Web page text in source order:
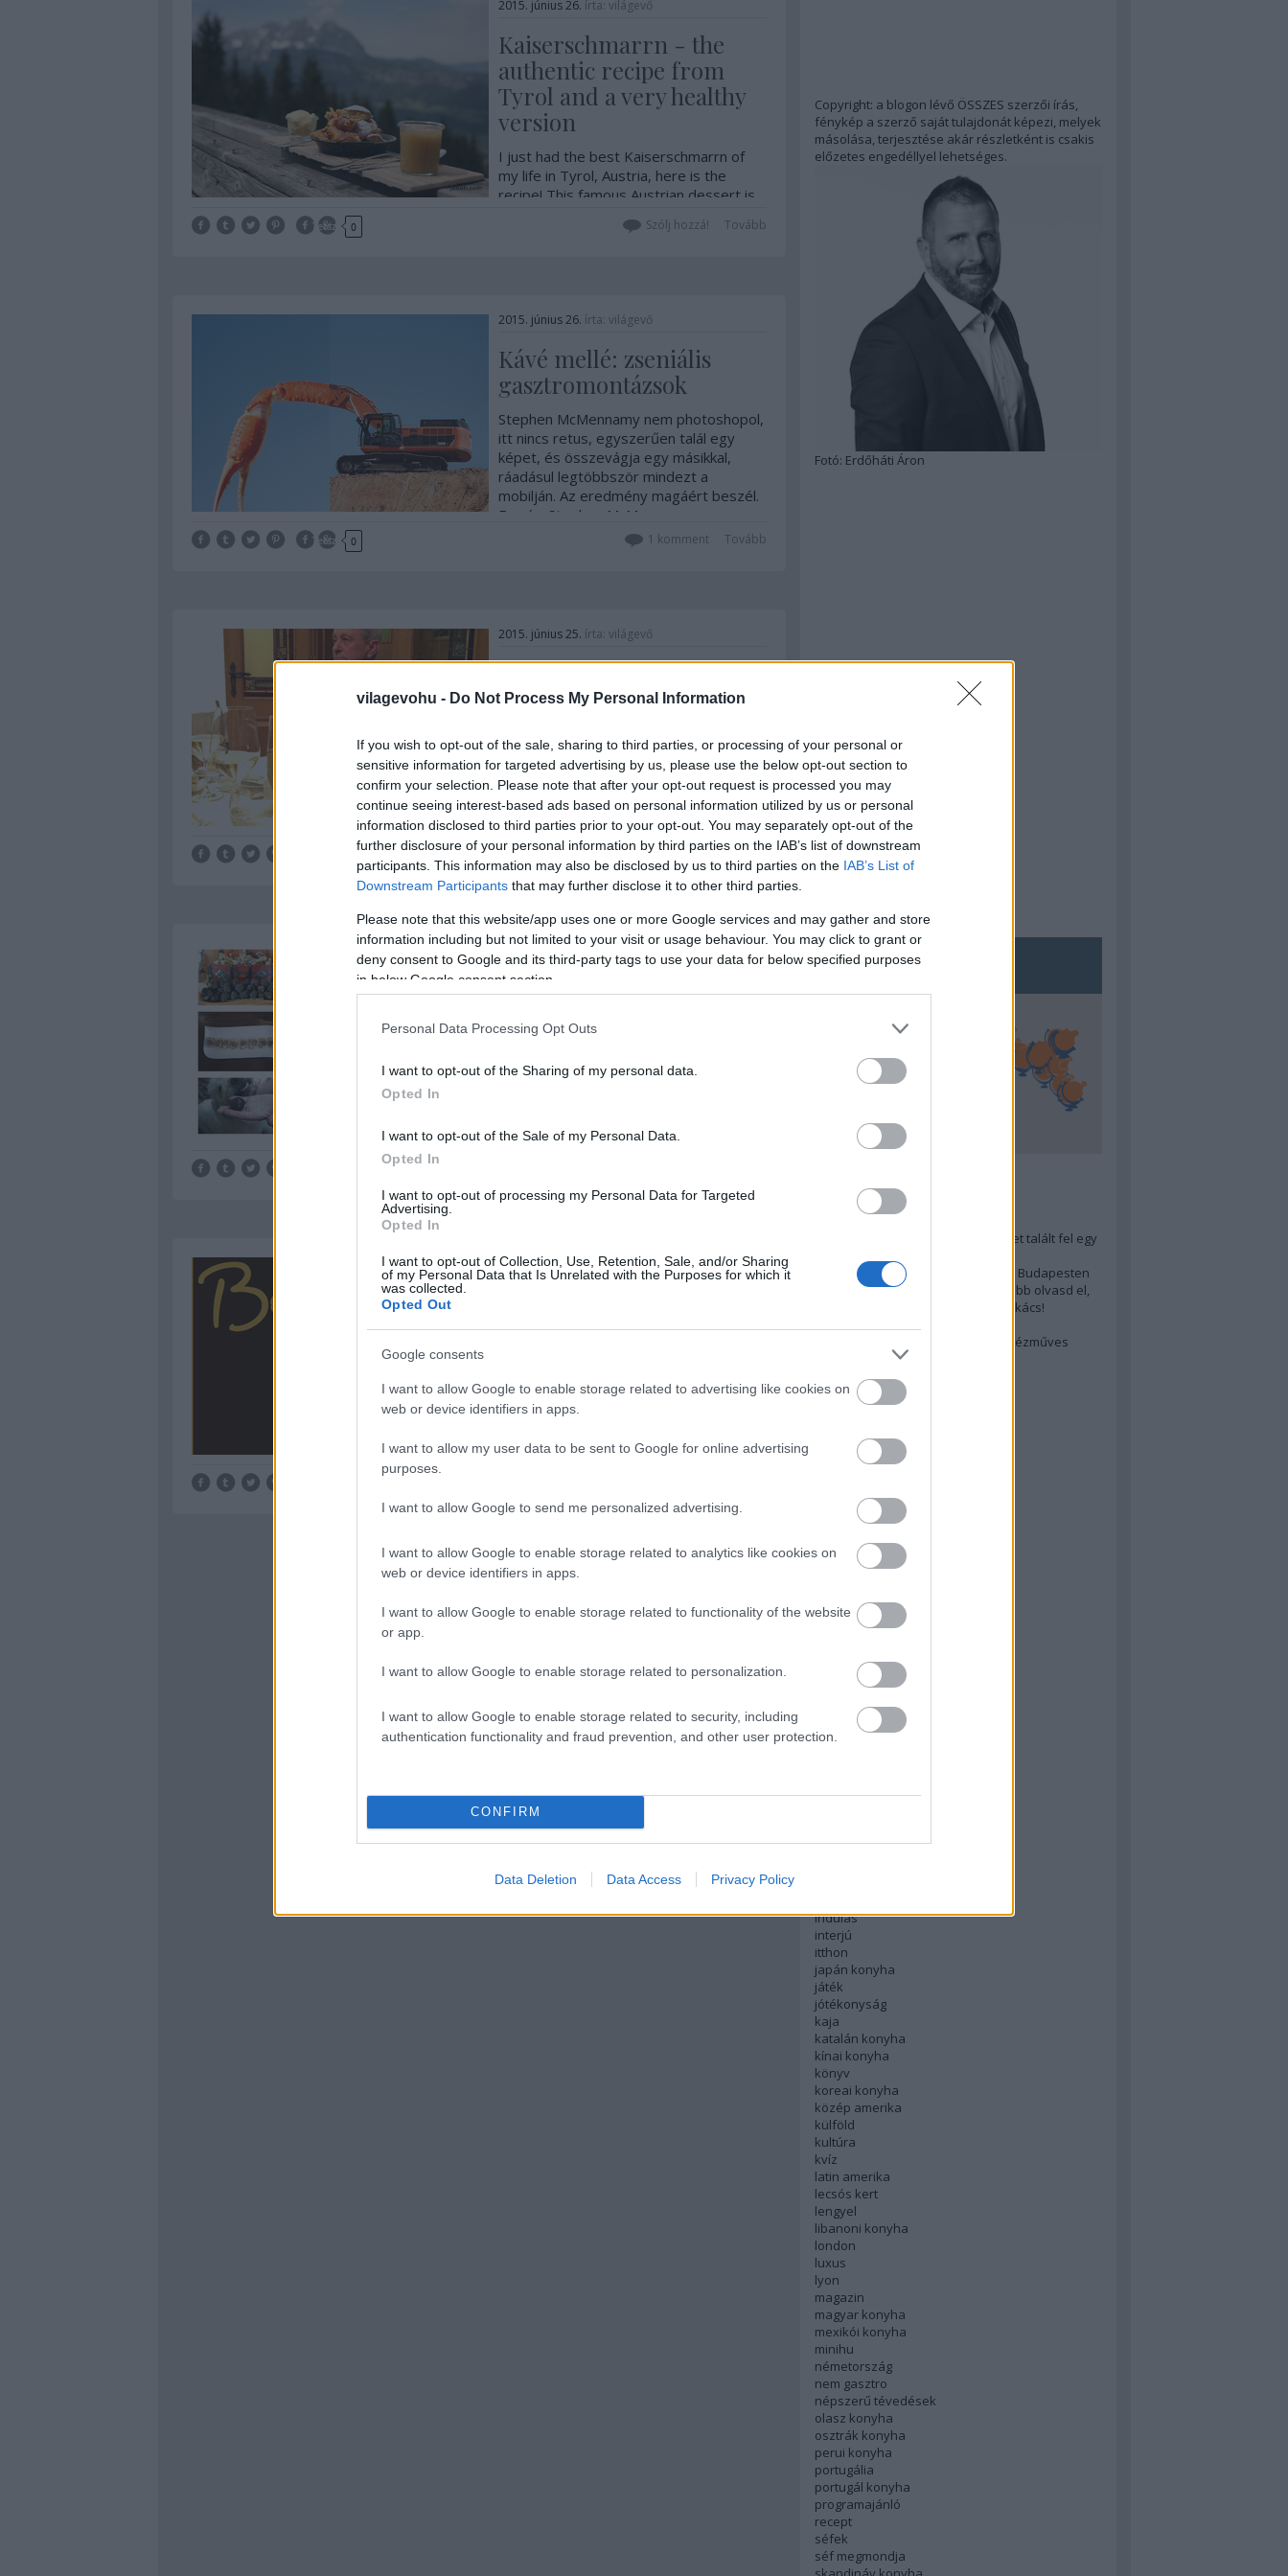
vilagevohu - Do Not Process My Personal Information
If you wish to opt-out of the sale, sharing to third parties, or processing of your personal or
sensitive information for targeted advertising by us, please use the below opt-out section to
confirm your selection. Please note that after your opt-out request is processed you may
continue seeing interest-based ads based on personal information utilized by us or personal
information disclosed to third parties prior to your opt-out. You may separately opt-out of the
further disclosure of your personal information by third parties on the IAB’s list of downstream
participants. This information may also be disclosed by us to third parties on the IAB’s List of
Downstream Participants that may further disclose it to other third parties.
Please note that this website/app uses one or more Google services and may gather and store
information including but not limited to your visit or usage behaviour. You may click to grant or
deny consent to Google and its third-party tags to use your data for below specified purposes
in below Google consent section.
Personal Data Processing Opt Outs
I want to opt-out of the Sharing of my personal data.
Opted In
I want to opt-out of the Sale of my Personal Data.
Opted In
I want to opt-out of processing my Personal Data for Targeted
Advertising.
Opted In
I want to opt-out of Collection, Use, Retention, Sale, and/or Sharing
of my Personal Data that Is Unrelated with the Purposes for which it
was collected.
Opted Out
Google consents
I want to allow Google to enable storage related to advertising like cookies on
web or device identifiers in apps.
I want to allow my user data to be sent to Google for online advertising
purposes.
I want to allow Google to send me personalized advertising.
I want to allow Google to enable storage related to analytics like cookies on
web or device identifiers in apps.
I want to allow Google to enable storage related to functionality of the website
or app.
I want to allow Google to enable storage related to personalization.
I want to allow Google to enable storage related to security, including
authentication functionality and fraud prevention, and other user protection.
CONFIRM
Data Deletion Data Access Privacy Policy
2015. június 26. írta: világevő
Kaiserschmarrn - the
authentic recipe from
Tyrol and a very healthy
version
I just had the best Kaiserschmarrn of
my life in Tyrol, Austria, here is the
recipe! This famous Austrian dessert is
inside, and not to sweet!This is how
Tetszik 0 Tovább
Szólj hozzá!
2015. június 26. írta: világevő
Kávé mellé: zseniális
gasztromontázsok
Stephen McMennamy nem photoshopol,
itt nincs retus, egyszerűen talál egy
képet, és összevágja egy másikkal,
ráadásul legtöbbször mindezt a
mobilján. Az eredmény magáért beszél.
Forrás: Stephen McMennamy
Hamarosan meglátogatom Ausztria két
Tetszik 0 Tovább
1 komment
2015. június 25. írta: világevő
A csodálatos nevű hotel
A világ talán legtapasztaltabb
hazai hotelről. De melyik is ez? Elsőre
nekem kicsit meredeken hangzott egy
rothadásról elnevezett hotel, de amióta
kipróbáltam, nincs több kérdésem. "You
can even stay in the wonderfully named
Botrytis…
Tovább
Szólj hozzá!
2015. június 23.írta:világevő
Isztriai cukiság
Isztrián, de erre azért nem
közelebbi és elérhetőbb megoldás: az
szépségben…
2015. június 22.írta:világevő
szakácsoknak!
d'Or európai döntője. Aki szeretné
Magyarországot képviselni, most
jelentkezhet! Íme a felhívás szövege:
Kezdetét veszi a Bocuse d’Or
Magyarország 2016 döntőjének
Copyright: a blogon lévő ÖSSZES szerzői írás,
fénykép a szerző saját tulajdonát képezi, melyek
másolása, terjesztése akár részletként is csakis
előzetes engedéllyel lehetséges.
Fotó: Erdőháti Áron
TOP5
Annyira menő Budapest-térképet talált fel egy
A 10 legjobb (elérhető árú) ebéd Budapesten
Szakács akarsz lenni? Akkor előbb olvasd el,
mit gondol erről egy magyar szakács!
Budapest rejtett kincsei: orosz kézműves
afrikai konyha
ázsiai konyha
baszk konyha
belgium
bocusedor
bocuse dor
dél amerika
English
északi konyha
francia konyha
holland konyha
indulás
interjú
itthon
japán konyha
játék
jótékonyság
kaja
katalán konyha
kínai konyha
könyv
koreai konyha
közép amerika
külföld
kultúra
kvíz
latin amerika
lecsós kert
lengyel
libanoni konyha
london
luxus
lyon
magazin
magyar konyha
mexikói konyha
minihu
németország
nem gasztro
népszerű tévedések
olasz konyha
osztrák konyha
perui konyha
portugália
portugál konyha
programajánló
recept
séfek
séf megmondja